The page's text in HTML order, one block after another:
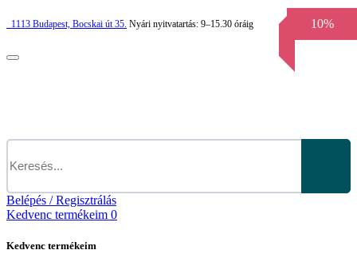
1113 Budapest, Bocskai út 35. Nyári nyitvatartás: 9–15.30 óráig
Belépés / Regisztrálás
Kedvenc termékeim 0
Kedvenc termékeim
10%